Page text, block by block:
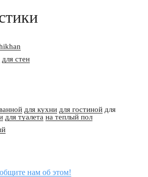
для стен
для кухни для гостиной для
для туалета на теплый пол
нам об этом!